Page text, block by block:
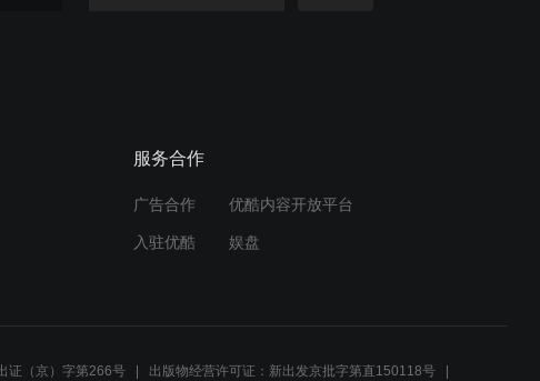
服务合作
广告合作 优酷内容开放平台
入驻优酷 娱盘
证（京）字第266号 出版物经营许可证：新出发京批字第直150118号